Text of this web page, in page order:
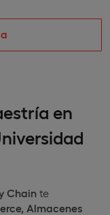
en
Chain te
Almacenes